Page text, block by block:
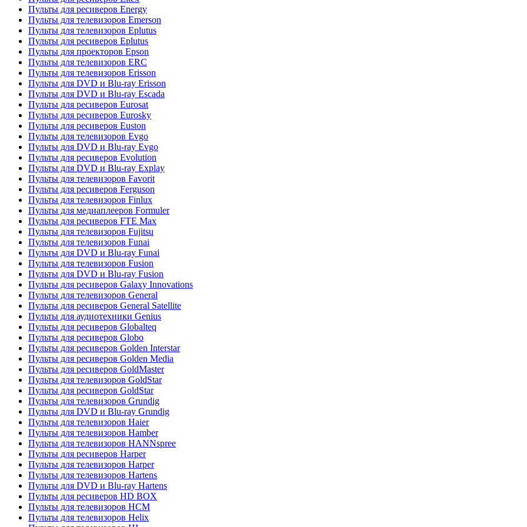
Пульты для ресиверов Energy
Пульты для телевизоров Emerson
Пульты для телевизоров Eplutus
Пульты для ресиверов Eplutus
Пульты для проекторов Epson
Пульты для телевизоров ERC
Пульты для телевизоров Erisson
Пульты для DVD и Blu-ray Erisson
Пульты для DVD и Blu-ray Escada
Пульты для ресиверов Eurosat
Пульты для ресиверов Eurosky
Пульты для ресиверов Euston
Пульты для телевизоров Evgo
Пульты для DVD и Blu-ray Evgo
Пульты для ресиверов Evolution
Пульты для DVD и Blu-ray Explay
Пульты для телевизоров Favorit
Пульты для ресиверов Ferguson
Пульты для телевизоров Finlux
Пульты для медиаплееров Formuler
Пульты для ресиверов FTE Max
Пульты для телевизоров Fujitsu
Пульты для телевизоров Funai
Пульты для DVD и Blu-ray Funai
Пульты для телевизоров Fusion
Пульты для DVD и Blu-ray Fusion
Пульты для ресиверов Galaxy Innovations
Пульты для телевизоров General
Пульты для ресиверов General Satellite
Пульты для аудиотехники Genius
Пульты для ресиверов Globalteq
Пульты для ресиверов Globo
Пульты для ресиверов Golden Interstar
Пульты для ресиверов Golden Media
Пульты для ресиверов GoldMaster
Пульты для телевизоров GoldStar
Пульты для ресиверов GoldStar
Пульты для телевизоров Grundig
Пульты для DVD и Blu-ray Grundig
Пульты для телевизоров Haier
Пульты для телевизоров Hamber
Пульты для телевизоров HANNspree
Пульты для ресиверов Harper
Пульты для телевизоров Harper
Пульты для телевизоров Hartens
Пульты для DVD и Blu-ray Hartens
Пульты для ресиверов HD BOX
Пульты для телевизоров HCM
Пульты для телевизоров Helix